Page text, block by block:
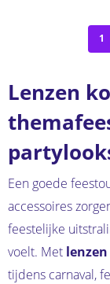
1
Lenzen
Een goede
accessoires
feestelijke
voelt. Met lenzen
tijdens carnaval,